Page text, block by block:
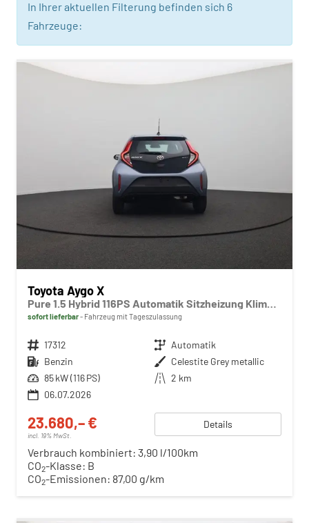
In Ihrer aktuellen Filterung befinden sich 6
Fahrzeuge:
Toyota Aygo X
Pure 1.5 Hybrid 116PS Automatik Sitzheizung Klimaautomatik Rückf.Kamera AbstandsTempomat Nebelscheinw. Multifunktionslenkrad Bluetooth Touchscreen Apple CarPlay + Android Auto 2xKeyless
sofort lieferbar Fahrzeug mit Tageszulassung
Fahrzeugnr. 17312 Getriebe Automatik
Kraftstoff Benzin Außenfarbe Celestite Grey metallic
Leistung 85 kW (116 PS) Kilometerstand 2 km
06.07.2026
23.680,– €
incl. 19% MwSt.
Details
Verbrauch kombiniert: 3,90 l/100km
CO2-Klasse: B
CO2-Emissionen: 87,00 g/km